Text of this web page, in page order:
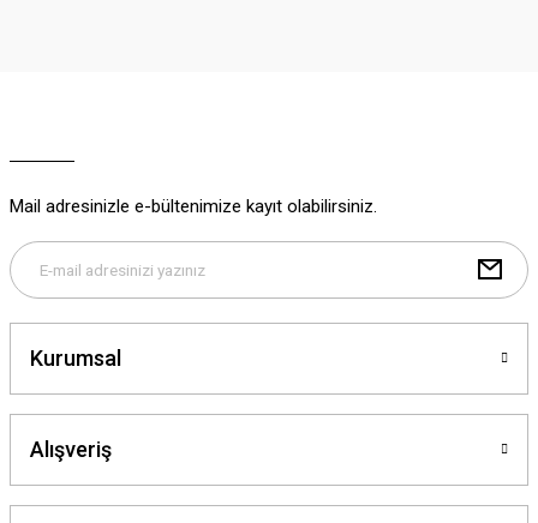
Bu ürüne benzer farklı alternatifler olmalı.
Mail adresinizle e-bültenimize kayıt olabilirsiniz.
Kurumsal
Alışveriş